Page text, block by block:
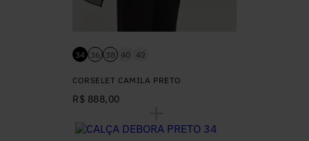
34 36 38 40 42
CORSELET CAMILA PRETO
R$ 888,00